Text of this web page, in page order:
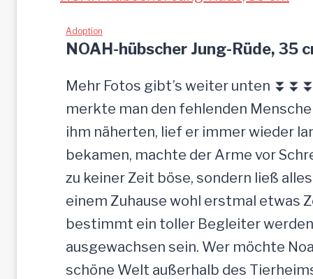
–
G
n
a
d
e
n
b
r
o
Adoption
NOAH-hübscher Jung-Rüde, 35
Mehr Fotos gibt’s weiter unten
merkte man den fehlenden
ihm näherten, lief er immer wieder
bekamen, machte der Arme vor
zu keiner Zeit böse, sondern ließ
einem Zuhause wohl erstmal etwas
bestimmt ein toller Begleiter
ausgewachsen sein. Wer möchte
schöne Welt außerhalb des